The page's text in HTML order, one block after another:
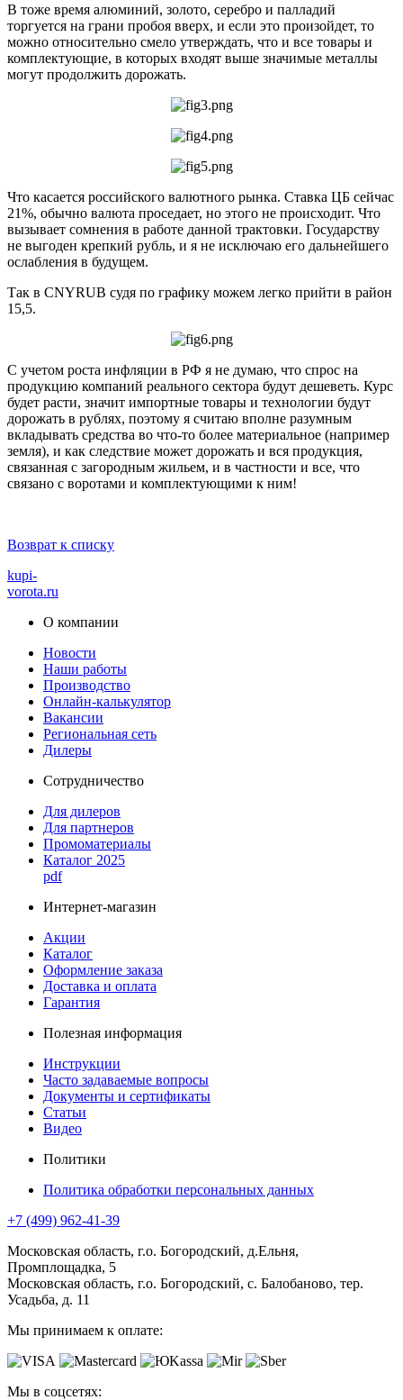
В тоже время алюминий, золото, серебро и палладий
торгуется на грани пробоя вверх, и если это произойдет, то
можно относительно смело утверждать, что и все товары и
комплектующие, в которых входят выше значимые металлы
могут продолжить дорожать.
Что касается российского валютного рынка. Ставка ЦБ сейчас
21%, обычно валюта проседает, но этого не происходит. Что
вызывает сомнения в работе данной трактовки. Государству
не выгоден крепкий рубль, и я не исключаю его дальнейшего
ослабления в будущем.
Так в CNYRUB судя по графику можем легко прийти в район
15,5.
С учетом роста инфляции в РФ я не думаю, что спрос на
продукцию компаний реального сектора будут дешеветь. Курс
будет расти, значит импортные товары и технологии будут
дорожать в рублях, поэтому я считаю вполне разумным
вкладывать средства во что-то более материальное (например
земля), и как следствие может дорожать и вся продукция,
связанная с загородным жильем, и в частности и все, что
связано с воротами и комплектующими к ним!
Возврат к списку
kupi-
vorota.ru
О компании
Новости
Наши работы
Производство
Онлайн-калькулятор
Вакансии
Региональная сеть
Дилеры
Сотрудничество
Для дилеров
Для партнеров
Промоматериалы
Каталог 2025
pdf
Интернет-магазин
Акции
Каталог
Оформление заказа
Доставка и оплата
Гарантия
Полезная информация
Инструкции
Часто задаваемые вопросы
Документы и сертификаты
Статьи
Видео
Политики
Политика обработки персональных данных
+7 (499) 962-41-39
Московская область, г.о. Богородский, д.Ельня,
Промплощадка, 5
Московская область, г.о. Богородский, с. Балобаново, тер.
Усадьба, д. 11
Мы принимаем к оплате:
Мы в соцсетях: